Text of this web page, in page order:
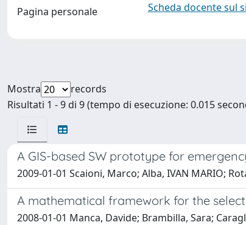
Pagina personale Scheda docente sul
Mostra
records
Risultati 1 - 9 di 9 (tempo di esecuzione: 0.015
A GIS-based SW prototype for
2009-01-01 Scaioni, Marco; Alba, IVAN MARIO;
A mathematical framework for the
2008-01-01 Manca, Davide; Brambilla, Sara;